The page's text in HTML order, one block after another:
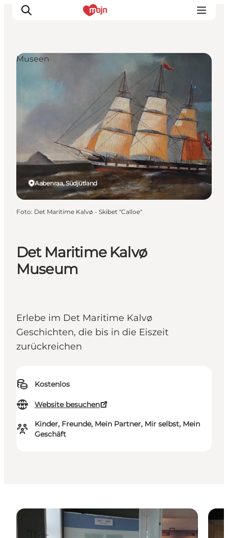
Erlebnisse
Städte und Regionen
Events
Übernachtung
Plane deine Reise
Booking
Det Maritime Kalvø
Museum
Erlebe im Det Maritime Kalvø
Geschichten, die bis in die Eiszeit
zurückreichen
Kostenlos
Website besuchen
Kinder, Freunde, Mein Partner, Mir selbst, Mein
Geschäft
Aabenraa, Südjütland
Museen
Foto: Det Maritime Kalvø - Skibet "Calloe"